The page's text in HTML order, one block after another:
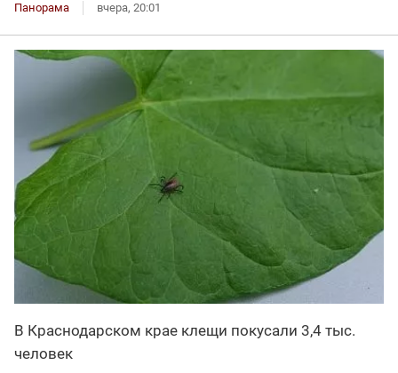
Панорама вчера, 20:01
В Краснодарском крае клещи покусали 3,4 тыс.
человек